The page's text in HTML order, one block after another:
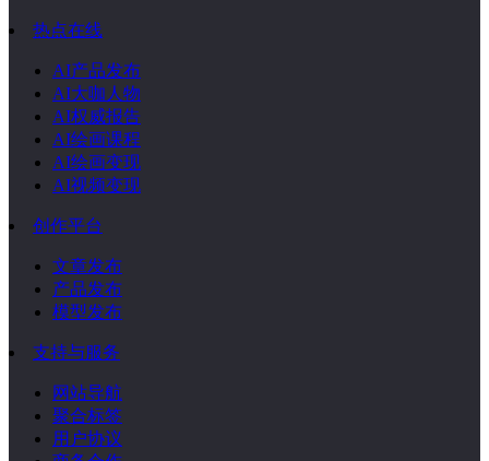
热点在线
AI产品发布
AI大咖人物
AI权威报告
AI绘画课程
AI绘画变现
AI视频变现
创作平台
文章发布
产品发布
模型发布
支持与服务
网站导航
聚合标签
用户协议